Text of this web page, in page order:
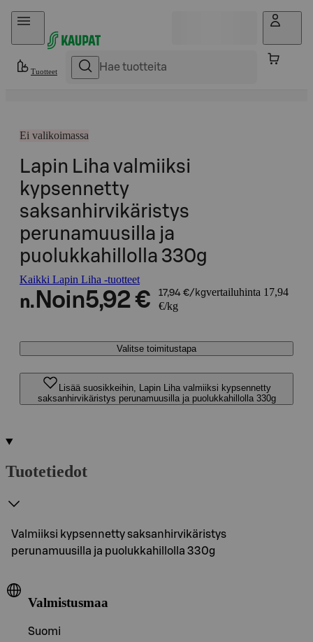
Hyppää sisältöön
Tuotteet
Ei valikoimassa
Lapin Liha valmiiksi
kypsennetty
saksanhirvikäristys
perunamuusilla ja
puolukkahillolla 330g
Kaikki Lapin Liha -tuotteet
n. Noin5,92 € 17,94 €/kgvertailuhinta 17,94
€/kg
Valitse toimitustapa
Lisää suosikkeihin, Lapin Liha valmiiksi kypsennetty
saksanhirvikäristys perunamuusilla ja puolukkahillolla 330g
Tuotetiedot
Valmiiksi kypsennetty saksanhirvikäristys
perunamuusilla ja puolukkahillolla 330g
Valmistusmaa
Suomi